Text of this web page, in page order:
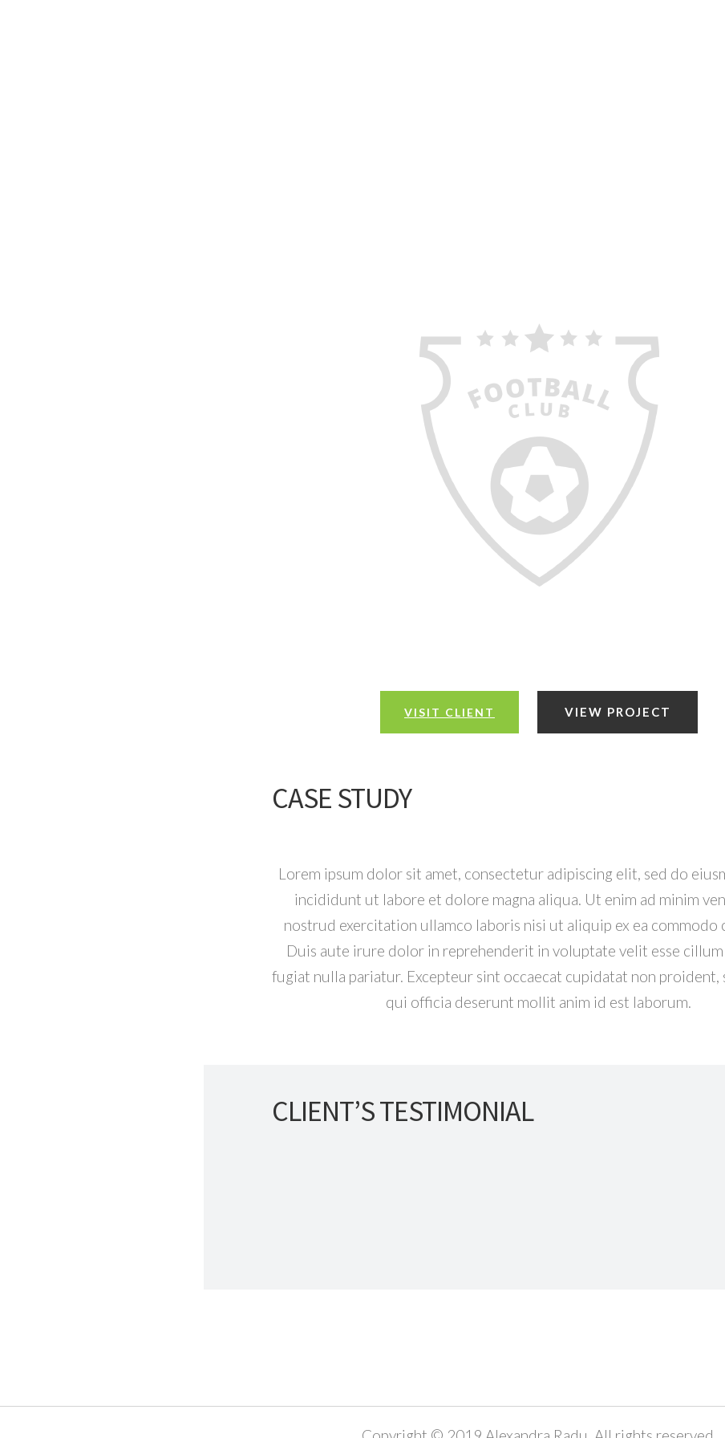
VISIT CLIENT VIEW PROJECT
CASE STUDY
Lorem ipsum dolor sit amet, consectetur adipiscing elit, sed do
incididunt ut labore et dolore magna aliqua. Ut enim ad minim
nostrud exercitation ullamco laboris nisi ut aliquip ex ea commodo
Duis aute irure dolor in reprehenderit in voluptate velit esse
fugiat nulla pariatur. Excepteur sint occaecat cupidatat non proident,
qui officia deserunt mollit anim id est laborum.
CLIENT’S TESTIMONIAL